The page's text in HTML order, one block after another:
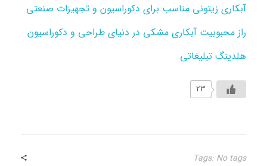
آبکاری زیتونی مناسب برای دکوراسیون و تجهیزات صنعتی
راز محبوبیت آبکاری مشکی در دنیای طراحی و دکوراسیون
هلدینگ تبلیغاتی
23
Tags: No tags